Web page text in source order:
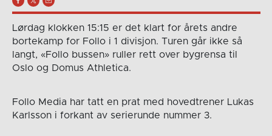
Lørdag klokken 15:15 er det klart for årets andre
bortekamp for Follo i 1 divisjon. Turen går ikke så
langt, «Follo bussen» ruller rett over bygrensa til
Oslo og Domus Athletica.
Follo Media har tatt en prat med hovedtrener Lukas
Karlsson i forkant av serierunde nummer 3.